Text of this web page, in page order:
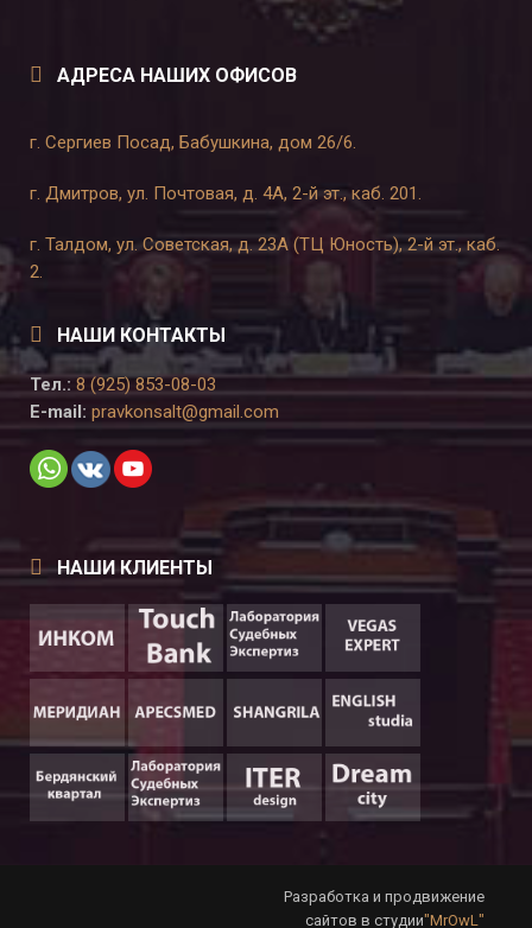
АДРЕСА НАШИХ ОФИСОВ
г. Сергиев Посад, Бабушкина, дом 26/6.
г. Дмитров, ул. Почтовая, д. 4А, 2-й эт., каб. 201.
г. Талдом, ул. Советская, д. 23А (ТЦ Юность), 2-й эт., каб.
2.
НАШИ КОНТАКТЫ
Тел.:8 (925) 853-08-03
E-mail: pravkonsalt@gmail.com
НАШИ КЛИЕНТЫ
Разработка и продвижение
сайтов в студии"MrOwL"